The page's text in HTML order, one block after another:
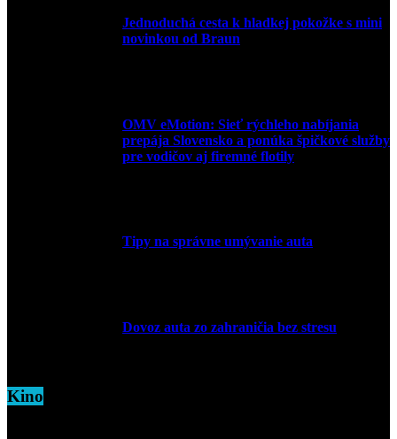
Jednoduchá cesta k hladkej pokožke s mini
novinkou od Braun
OMV eMotion: Sieť rýchleho nabíjania
prepája Slovensko a ponúka špičkové služby
pre vodičov aj firemné flotily
Tipy na správne umývanie auta
Dovoz auta zo zahraničia bez stresu
Kino